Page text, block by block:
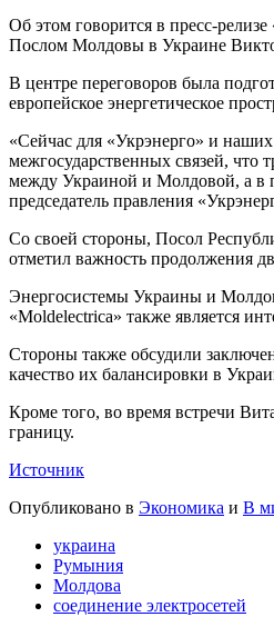
Об этом говорится в пресс-
Послом Молдовы в Украине
В центре переговоров была
европейское энергетическое
«Сейчас для «Укрэнерго» и
межгосударственных связей, что
между Украиной и Молдовой, а в
председатель правления
Со своей стороны, Посол
отметил важность продолжения
Энергосистемы Украины и
«Moldelectrica» также является
Стороны также обсудили
качество их балансировки в
Кроме того, во время встречи
границу.
Источник
Опубликовано в Экономика и В
украина
Румыния
Молдова
соединение электросетей